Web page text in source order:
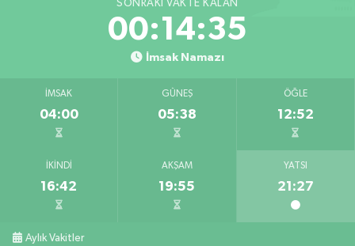
SONRAKI VAKTE KALAN
00:14:35
İmsak Namazı
İMSAK
04:00
GÜNEŞ
05:38
ÖĞLE
12:52
İKINDI
16:42
AKŞAM
19:55
YATSI
21:27
Aylık Vakitler